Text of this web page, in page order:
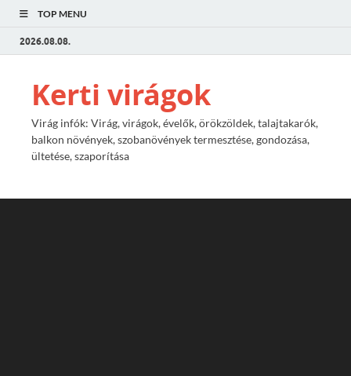
TOP MENU
2026.08.08.
Kerti virágok
Virág infók: Virág, virágok, évelők, örökzöldek, talajtakarók,
balkon növények, szobanövények termesztése, gondozása,
ültetése, szaporítása